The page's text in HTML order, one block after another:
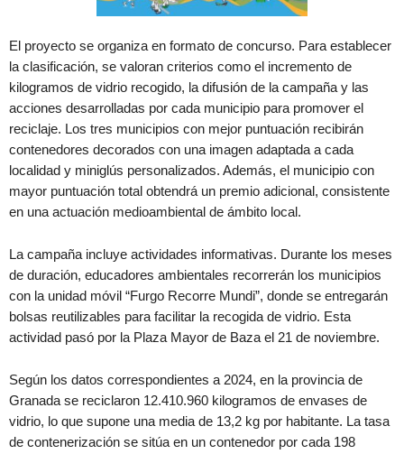
El proyecto se organiza en formato de concurso. Para establecer
la clasificación, se valoran criterios como el incremento de
kilogramos de vidrio recogido, la difusión de la campaña y las
acciones desarrolladas por cada municipio para promover el
reciclaje. Los tres municipios con mejor puntuación recibirán
contenedores decorados con una imagen adaptada a cada
localidad y miniglús personalizados. Además, el municipio con
mayor puntuación total obtendrá un premio adicional, consistente
en una actuación medioambiental de ámbito local.
La campaña incluye actividades informativas. Durante los meses
de duración, educadores ambientales recorrerán los municipios
con la unidad móvil “Furgo Recorre Mundi”, donde se entregarán
bolsas reutilizables para facilitar la recogida de vidrio. Esta
actividad pasó por la Plaza Mayor de Baza el 21 de noviembre.
Según los datos correspondientes a 2024, en la provincia de
Granada se reciclaron 12.410.960 kilogramos de envases de
vidrio, lo que supone una media de 13,2 kg por habitante. La tasa
de contenerización se sitúa en un contenedor por cada 198